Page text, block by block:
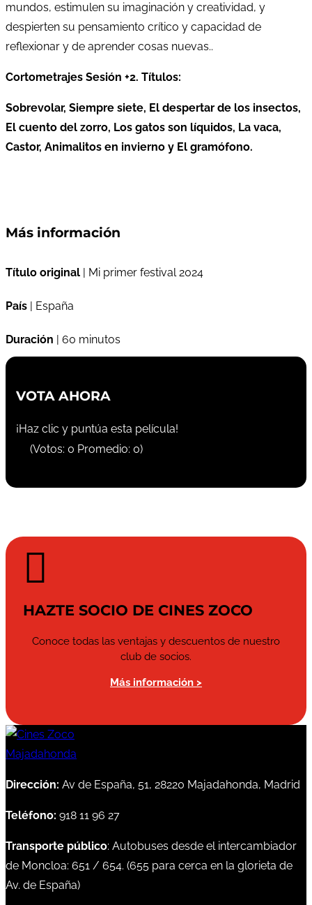
mundos, estimulen su imaginación y creatividad, y
despierten su pensamiento crítico y capacidad de
reflexionar y de aprender cosas nuevas..
Cortometrajes Sesión +2. Títulos:
Sobrevolar, Siempre siete, El despertar de los insectos,
El cuento del zorro, Los gatos son líquidos, La vaca,
Castor, Animalitos en invierno y El gramófono.
Más información
Título original | Mi primer festival 2024
País | España
Duración | 60 minutos
VOTA AHORA
¡Haz clic y puntúa esta película!
(Votos: 0 Promedio: 0)

HAZTE SOCIO DE CINES ZOCO
Conoce todas las ventajas y descuentos de nuestro
club de socios.
Más información >
Dirección: Av de España, 51, 28220 Majadahonda, Madrid
Teléfono: 918 11 96 27
Transporte público: Autobuses desde el intercambiador
de Moncloa: 651 / 654. (655 para cerca en la glorieta de
Av. de España)